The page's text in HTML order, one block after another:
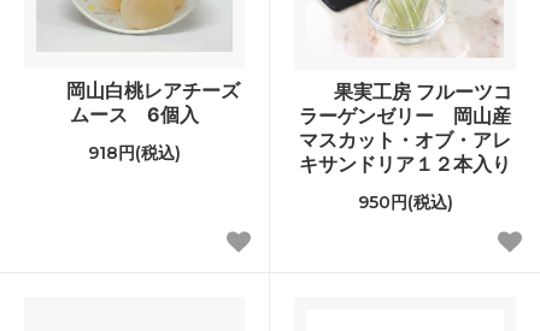
岡山白桃レアチーズ
ムース 6個入
918円(税込)
果実工房 フルーツコ
ラーゲンゼリー 岡山産
マスカット・オブ・アレ
キサンドリア１２本入り
950円(税込)